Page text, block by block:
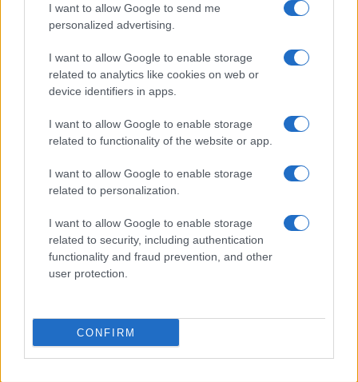
I want to allow Google to send me
personalized advertising.
I want to allow Google to enable storage
related to analytics like cookies on web or
device identifiers in apps.
I want to allow Google to enable storage
related to functionality of the website or app.
I want to allow Google to enable storage
related to personalization.
I want to allow Google to enable storage
related to security, including authentication
functionality and fraud prevention, and other
user protection.
CONFIRM
Continua a leggere